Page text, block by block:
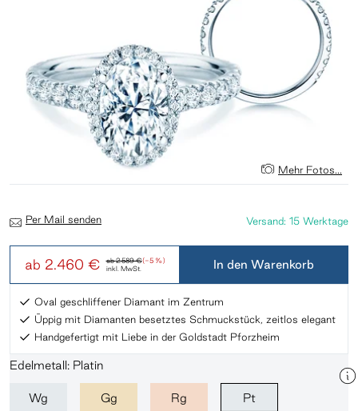
Mehr Fotos...
ab2.589 €(-5 %)
ab 2.460 € inkl. MwSt.
Versand: 15 Werktage
Per Mail senden
In den Warenkorb
Oval geschliffener Diamant im Zentrum
Üppig mit Diamanten besetztes Schmuckstück, zeitlos elegant
Handgefertigt mit Liebe in der Goldstadt Pforzheim
Edelmetall: Platin
Wg Gg Rg Pt